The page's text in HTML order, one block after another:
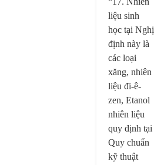
liệu sinh
học tại Nghị
định này là
các loại
xăng, nhiên
liệu đi-ê-
zen, Etanol
nhiên liệu
quy định tại
Quy chuẩn
kỹ thuật